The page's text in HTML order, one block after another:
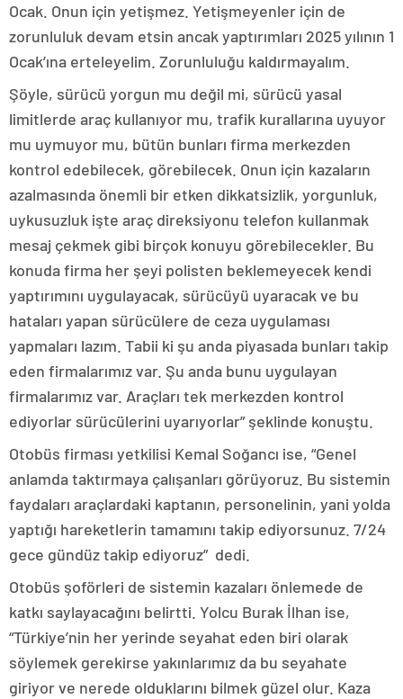
Ocak. Onun için yetişmez. Yetişmeyenler için de
zorunluluk devam etsin ancak yaptırımları 2025 yılının 1
Ocak’ına erteleyelim. Zorunluluğu kaldırmayalım.
Şöyle, sürücü yorgun mu değil mi, sürücü yasal
limitlerde araç kullanıyor mu, trafik kurallarına uyuyor
mu uymuyor mu, bütün bunları firma merkezden
kontrol edebilecek, görebilecek. Onun için kazaların
azalmasında önemli bir etken dikkatsizlik, yorgunluk,
uykusuzluk işte araç direksiyonu telefon kullanmak
mesaj çekmek gibi birçok konuyu görebilecekler. Bu
konuda firma her şeyi polisten beklemeyecek kendi
yaptırımını uygulayacak, sürücüyü uyaracak ve bu
hataları yapan sürücülere de ceza uygulaması
yapmaları lazım. Tabii ki şu anda piyasada bunları takip
eden firmalarımız var. Şu anda bunu uygulayan
firmalarımız var. Araçları tek merkezden kontrol
ediyorlar sürücülerini uyarıyorlar” şeklinde konuştu.
Otobüs firması yetkilisi Kemal Soğancı ise, “Genel
anlamda taktırmaya çalışanları görüyoruz. Bu sistemin
faydaları araçlardaki kaptanın, personelinin, yani yolda
yaptığı hareketlerin tamamını takip ediyorsunuz. 7/24
gece gündüz takip ediyoruz” dedi.
Otobüs şoförleri de sistemin kazaları önlemede de
katkı saylayacağını belirtti. Yolcu Burak İlhan ise,
“Türkiye’nin her yerinde seyahat eden biri olarak
söylemek gerekirse yakınlarımız da bu seyahate
giriyor ve nerede olduklarını bilmek güzel olur. Kaza